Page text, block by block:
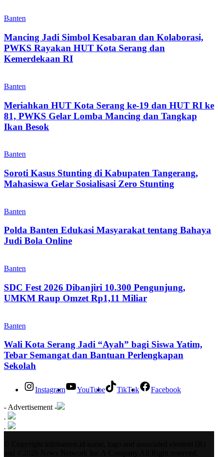
Banten
Mancing Jadi Simbol Kesabaran dan Kolaborasi,
PWKS Rayakan HUT Kota Serang dan
Kemerdekaan RI
Banten
Meriahkan HUT Kota Serang ke-19 dan HUT RI ke
81, PWKS Gelar Lomba Mancing dan Tangkap
Ikan Besok
Banten
Soroti Kasus Stunting di Kabupaten Tangerang,
Mahasiswa Gelar Sosialisasi Zero Stunting
Banten
Polda Banten Edukasi Masyarakat tentang Bahaya
Judi Bola Online
Banten
SDC Fest 2026 Dibanjiri 10.300 Pengunjung,
UMKM Raup Omzet Rp1,11 Miliar
Banten
Wali Kota Serang Jadi “Ayah” bagi Siswa Yatim,
Tebar Semangat dan Bantuan Perlengkapan
Sekolah
Instagram YouTube TikTok Facebook
- Advertisement -
.
.